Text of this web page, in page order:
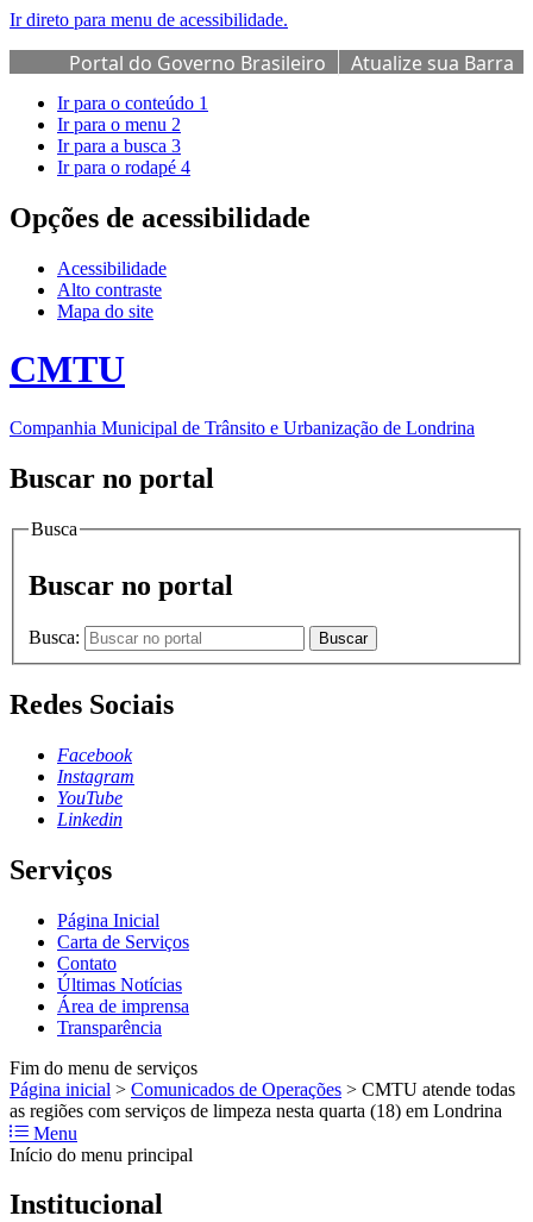
Ir direto para menu de acessibilidade.
Portal do Governo Brasileiro
Atualize sua Barra
de Governo
Ir para o conteúdo 1
Ir para o menu 2
Ir para a busca 3
Ir para o rodapé 4
Opções de acessibilidade
Acessibilidade
Alto contraste
Mapa do site
CMTU
Companhia Municipal de Trânsito e Urbanização de Londrina
Buscar no portal
Busca
Buscar no portal
Busca: Buscar
Redes Sociais
Facebook
Instagram
YouTube
Linkedin
Serviços
Página Inicial
Carta de Serviços
Contato
Últimas Notícias
Área de imprensa
Transparência
Fim do menu de serviços
Página inicial > Comunicados de Operações > CMTU atende todas
as regiões com serviços de limpeza nesta quarta (18) em Londrina
Menu
Início do menu principal
Institucional